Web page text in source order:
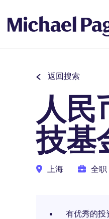
返回搜索
人民
技基
上海 全职
有优秀的投